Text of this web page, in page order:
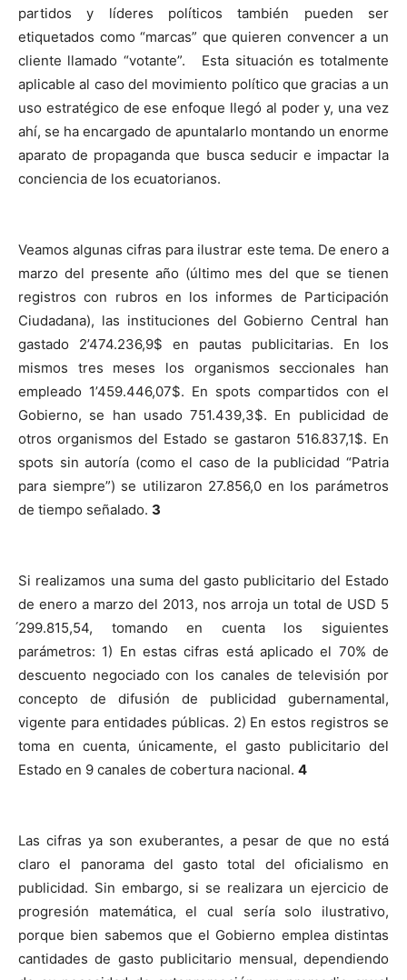
partidos y líderes políticos también pueden ser
etiquetados como “marcas” que quieren convencer a un
cliente llamado “votante”. Esta situación es totalmente
aplicable al caso del movimiento político que gracias a un
uso estratégico de ese enfoque llegó al poder y, una vez
ahí, se ha encargado de apuntalarlo montando un enorme
aparato de propaganda que busca seducir e impactar la
conciencia de los ecuatorianos.
Veamos algunas cifras para ilustrar este tema. De enero a
marzo del presente año (último mes del que se tienen
registros con rubros en los informes de Participación
Ciudadana), las instituciones del Gobierno Central han
gastado 2’474.236,9$ en pautas publicitarias. En los
mismos tres meses los organismos seccionales han
empleado 1’459.446,07$. En spots compartidos con el
Gobierno, se han usado 751.439,3$. En publicidad de
otros organismos del Estado se gastaron 516.837,1$. En
spots sin autoría (como el caso de la publicidad “Patria
para siempre”) se utilizaron 27.856,0 en los parámetros
de tiempo señalado. 3
Si realizamos una suma del gasto publicitario del Estado
de enero a marzo del 2013, nos arroja un total de USD 5
́299.815,54, tomando en cuenta los siguientes
parámetros: 1) En estas cifras está aplicado el 70% de
descuento negociado con los canales de televisión por
concepto de difusión de publicidad gubernamental,
vigente para entidades públicas. 2) En estos registros se
toma en cuenta, únicamente, el gasto publicitario del
Estado en 9 canales de cobertura nacional. 4
Las cifras ya son exuberantes, a pesar de que no está
claro el panorama del gasto total del oficialismo en
publicidad. Sin embargo, si se realizara un ejercicio de
progresión matemática, el cual sería solo ilustrativo,
porque bien sabemos que el Gobierno emplea distintas
cantidades de gasto publicitario mensual, dependiendo